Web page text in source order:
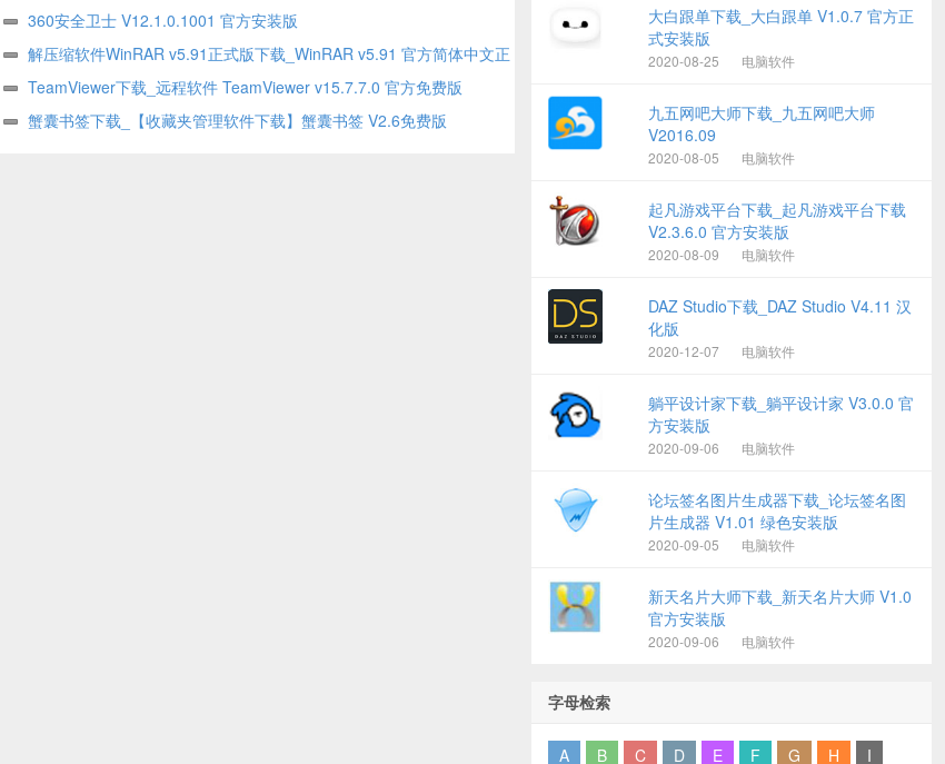
360安全卫士 V12.1.0.1001 官方安装版
解压缩软件WinRAR v5.91正式版下载_WinRAR v5.91 官方简体中文正
式版TeamViewer下载_远程软件 TeamViewer v15.7.7.0 官方免费版
蟹囊书签下载_【收藏夹管理软件下载】蟹囊书签 V2.6免费版
大白跟单下载_大白跟单 V1.0.7 官方正
式安装版
2020-08-25 电脑软件
九五网吧大师下载_九五网吧大师
V2016.09
2020-08-05 电脑软件
起凡游戏平台下载_起凡游戏平台下载
V2.3.6.0 官方安装版
2020-08-09 电脑软件
DAZ Studio下载_DAZ Studio V4.11 汉
化版
2020-12-07 电脑软件
躺平设计家下载_躺平设计家 V3.0.0 官
方安装版
2020-09-06 电脑软件
论坛签名图片生成器下载_论坛签名图
片生成器 V1.01 绿色安装版
2020-09-05 电脑软件
新天名片大师下载_新天名片大师 V1.0
官方安装版
2020-09-06 电脑软件
字母检索
A B C D E F G H I